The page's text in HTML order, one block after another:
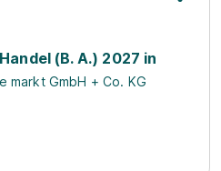
(B. A.) 2027 in
markt GmbH + Co. KG